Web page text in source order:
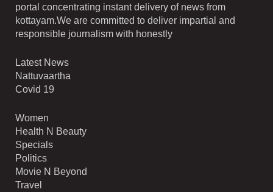
portal concentrating instant delivery of news from
kottayam.We are committed to deliver impartial and
responsible journalism with honestly
Latest News
Nattuvaartha
Covid 19
Women
Health N Beauty
Specials
Politics
Movie N Beyond
Travel